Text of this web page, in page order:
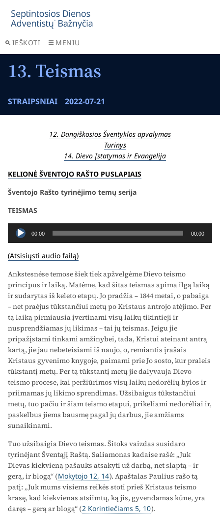
IEŠKOTI MENIU
13. Teismas
STRAIPSNIAI 2022-07-21
12. Dangiškosios Šventyklos apvalymas
Turinys
14. Dievo Įstatymas ir Evangelija
KELIONĖ ŠVENTOJO RAŠTO PUSLAPIAIS
Šventojo Rašto tyrinėjimo temų serija
TEISMAS
Audio
grotuvas
00:00 00:00
(Atsisiųsti audio failą)
Ankstesnėse temose šiek tiek apžvelgėme Dievo teismo
principus ir laiką. Matėme, kad šitas teismas apima ilgą laiką
ir sudarytas iš keleto etapų. Jo pradžia – 1844 metai, o pabaiga
– net praėjus tūkstančiui metų po Kristaus antrojo atėjimo. Per
tą laiką pirmiausia įvertinami visų laikų tikintieji ir
nusprendžiamas jų likimas – tai jų teismas. Jeigu jie
pripažįstami tinkami amžinybei, tada, Kristui ateinant antrą
kartą, jie jau nebeteisiami iš naujo, o, remiantis įrašais
Kristaus gyvenimo knygoje, paimami prie Jo sosto, kur praleis
tūkstantį metų. Per tą tūkstantį metų jie dalyvauja Dievo
teismo procese, kai peržiūrimos visų laikų nedorėlių bylos ir
priimamas jų likimo sprendimas. Užsibaigus tūkstančiui
metų, tuo pačiu ir šiam teismo etapui, prikeliami nedorėliai ir,
paskelbus jiems bausmę pagal jų darbus, jie amžiams
sunaikinami.
Tuo užsibaigia Dievo teismas. Šitoks vaizdas susidaro
tyrinėjant Šventąjį Raštą. Saliamonas kadaise rašė: „Juk
Dievas kiekvieną pašauks atsakyti už darbą, net slaptą – ir
gerą, ir blogą“ (Mokytojo 12, 14). Apaštalas Paulius rašo tą
patį: „Juk mums visiems reikės stoti prieš Kristaus teismo
krasę, kad kiekvienas atsiimtų, ką jis, gyvendamas kūne, yra
daręs – gerą ar blogą“ (2 Korintiečiams 5, 10).